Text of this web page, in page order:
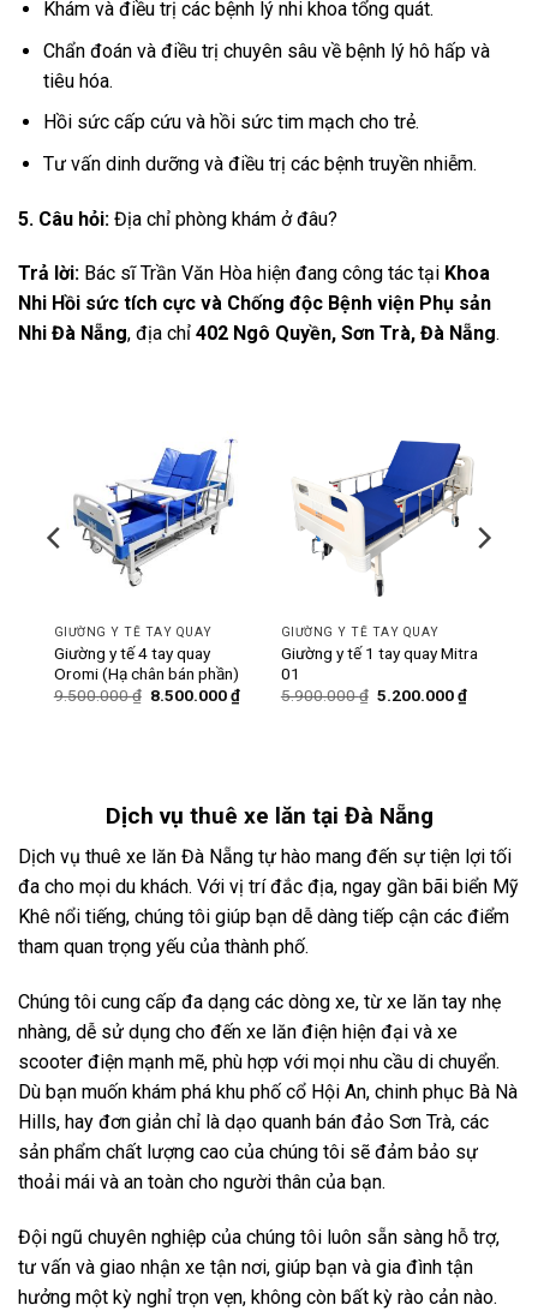
Khám và điều trị các bệnh lý nhi khoa tổng quát.
Chẩn đoán và điều trị chuyên sâu về bệnh lý hô hấp và
tiêu hóa.
Hồi sức cấp cứu và hồi sức tim mạch cho trẻ.
Tư vấn dinh dưỡng và điều trị các bệnh truyền nhiễm.
5. Câu hỏi: Địa chỉ phòng khám ở đâu?
Trả lời: Bác sĩ Trần Văn Hòa hiện đang công tác tại Khoa
Nhi Hồi sức tích cực và Chống độc Bệnh viện Phụ sản
Nhi Đà Nẵng, địa chỉ 402 Ngô Quyền, Sơn Trà, Đà Nẵng.
GIƯỜNG Y TẾ TAY QUAY
Giường y tế 4 tay quay
Oromi (Hạ chân bán phần)
9.500.000₫ Giá
8.500.000₫Giá
hiện
GIƯỜNG Y TẾ TAY QUAY
Giường y tế 1 tay quay Mitra
01
5.900.000₫ Giá
5.200.000₫Giá
hiện
Dịch vụ thuê xe lăn tại Đà Nẵng
Dịch vụ thuê xe lăn Đà Nẵng tự hào mang đến sự tiện lợi tối
đa cho mọi du khách. Với vị trí đắc địa, ngay gần bãi biển Mỹ
Khê nổi tiếng, chúng tôi giúp bạn dễ dàng tiếp cận các điểm
tham quan trọng yếu của thành phố.
Chúng tôi cung cấp đa dạng các dòng xe, từ xe lăn tay nhẹ
nhàng, dễ sử dụng cho đến xe lăn điện hiện đại và xe
scooter điện mạnh mẽ, phù hợp với mọi nhu cầu di chuyển.
Dù bạn muốn khám phá khu phố cổ Hội An, chinh phục Bà Nà
Hills, hay đơn giản chỉ là dạo quanh bán đảo Sơn Trà, các
sản phẩm chất lượng cao của chúng tôi sẽ đảm bảo sự
thoải mái và an toàn cho người thân của bạn.
Đội ngũ chuyên nghiệp của chúng tôi luôn sẵn sàng hỗ trợ,
tư vấn và giao nhận xe tận nơi, giúp bạn và gia đình tận
hưởng một kỳ nghỉ trọn vẹn, không còn bất kỳ rào cản nào.